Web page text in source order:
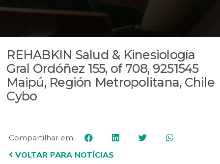
REHABKIN Salud & Kinesiología
Gral Ordóñez 155, of 708, 9251545
Maipú, Región Metropolitana, Chile
Cybo
Compartilhar em:
VOLTAR PARA NOTÍCIAS